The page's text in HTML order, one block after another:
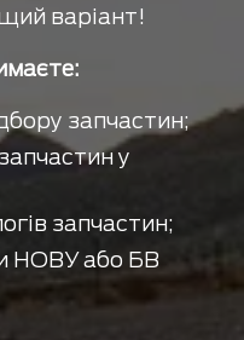
варіант!
запчастин;
у
запчастин;
НОВУ або БВ